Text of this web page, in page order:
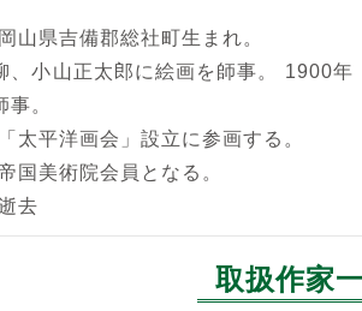
県吉備郡総社町生まれ。
、小山正太郎に絵画を師事。 1900
事。
平洋画会」設立に参画する。
美術院会員となる。
去
取扱作家